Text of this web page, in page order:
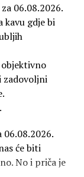
06.08.2026.
kavu gdje bi
objektivno
zadovoljni
06.08.2026.
će biti
No i priča je